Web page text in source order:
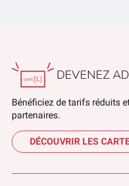
DEVENEZ
Bénéficiez de tarifs réduits
partenaires.
DÉCOUVRIR LES